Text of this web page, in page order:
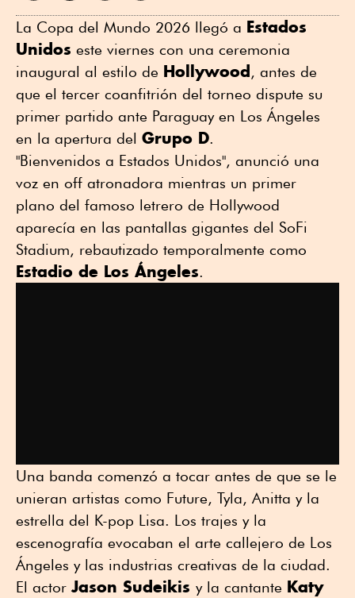
La Copa del Mundo 2026 llegó a Estados
Unidos este viernes con una ceremonia
inaugural al estilo de Hollywood, antes de
que el tercer coanfitrión del torneo dispute su
primer partido ante Paraguay en Los Ángeles
en la apertura del Grupo D.
"Bienvenidos a Estados Unidos", anunció una
voz en off atronadora mientras un primer
plano del famoso letrero de Hollywood
aparecía en las pantallas gigantes del SoFi
Stadium, rebautizado temporalmente como
Estadio de Los Ángeles.
Una banda comenzó a tocar antes de que se le
unieran artistas como Future, Tyla, Anitta y la
estrella del K-pop Lisa. Los trajes y la
escenografía evocaban el arte callejero de Los
Ángeles y las industrias creativas de la ciudad.
El actor Jason Sudeikis y la cantante Katy